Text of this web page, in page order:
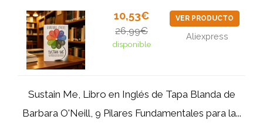
10,53€
26,99€
disponible
VER PRODUCTO
Aliexpress
Sustain Me, Libro en Inglés de Tapa Blanda de
Barbara O'Neill, 9 Pilares Fundamentales para la...